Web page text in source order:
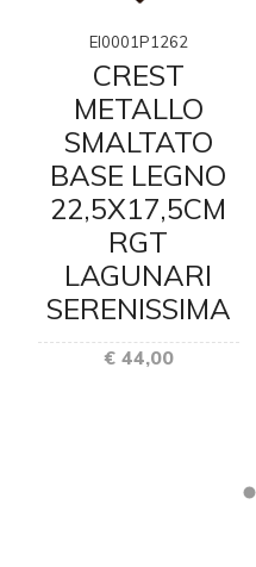
EI0001P1262
CREST
METALLO
SMALTATO
BASE LEGNO
22,5X17,5CM
RGT
LAGUNARI
SERENISSIMA
€ 44,00